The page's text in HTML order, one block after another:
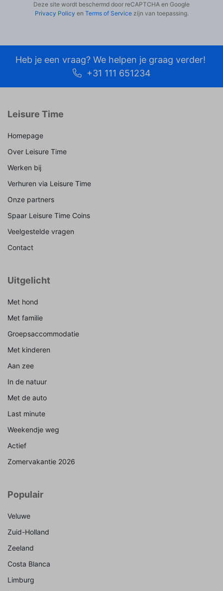
Deze site wordt beschermd door reCAPTCHA en Google
Privacy Policy en Terms of Servicezijn van toepassing.
Heb je een vraag? We helpen je graag verder!
+31 111 651234
Leisure Time
Homepage
Over Leisure Time
Werken bij
Verhuren via Leisure Time
Onze partners
Spaar Leisure Time Coins
Veelgestelde vragen
Contact
Uitgelicht
Met hond
Met familie
Groepsaccommodatie
Met kinderen
Aan zee
In de natuur
Met de auto
Last minute
Weekendje weg
Actief
Zomervakantie 2026
Populair
Veluwe
Zuid-Holland
Zeeland
Costa Blanca
Limburg